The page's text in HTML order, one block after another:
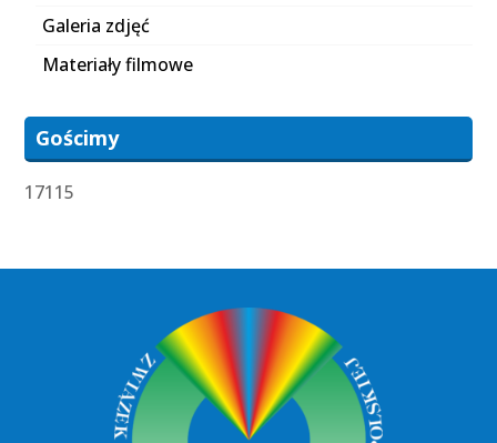
Galeria zdjęć
Materiały filmowe
Gościmy
17115